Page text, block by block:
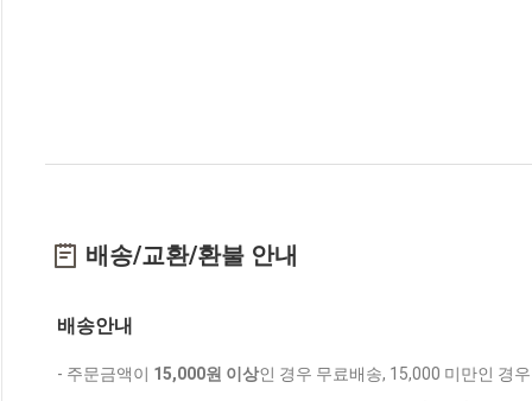
배송/교환/환불 안내
배송안내
- 주문금액이 15,000원 이상인 경우 무료배송, 15,000 미만인 경